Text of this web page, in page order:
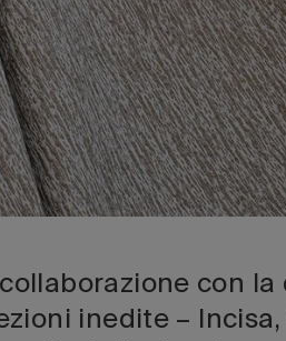
con
inedite – Incisa,